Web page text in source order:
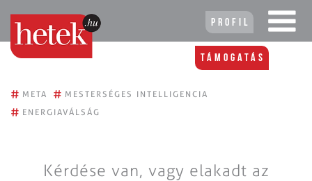
Profil
Támogatás
# META # MESTERSÉGES INTELLIGENCIA
# ENERGIAVÁLSÁG
Kérdése van, vagy elakadt az